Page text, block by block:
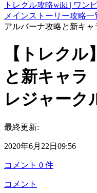
トレクル攻略wiki | ワン
メインストーリー攻略一
アルバーナ攻略と新キャ
【トレク
と新キャラ
レジャーク
最終更新:
2020年6月22日09:56
コメント 0 件
コメント